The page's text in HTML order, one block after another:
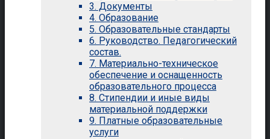
3. Документы
4. Образование
5. Образовательные стандарты
6. Руководство. Педагогический
состав.
7. Материально-техническое
обеспечение и оснащенность
образовательного процесса
8. Стипендии и иные виды
материальной поддержки
9. Платные образовательные
услуги